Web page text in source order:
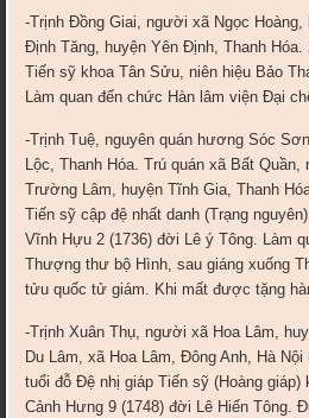
-Trịnh Đồng Giai, người xã Ngọc
Định Tăng, huyện Yên Định, Thanh Hóa.
Tiến sỹ khoa Tân Sửu, niên hiệu Bảo
Làm quan đến chức Hàn lâm viện Đại
-Trịnh Tuệ, nguyên quán hương Sóc
Lộc, Thanh Hóa. Trú quán xã Bất
Trường Lâm, huyện Tĩnh Gia, Thanh
Tiến sỹ cập đệ nhất danh (Trạng
Vĩnh Hựu 2 (1736) đời Lê ý Tông. Làm
Thượng thư bộ Hình, sau giáng xuống
tửu quốc tử giám. Khi mất được tặng
-Trịnh Xuân Thụ, người xã Hoa Lâm,
Du Lâm, xã Hoa Lâm, Đông Anh, Hà
tuổi đỗ Đệ nhị giáp Tiến sỹ (Hoàng giáp)
Cảnh Hưng 9 (1748) đời Lê Hiến Tông.